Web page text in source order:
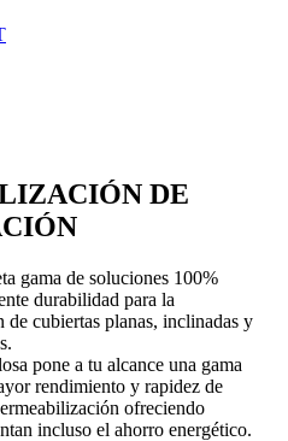
DE
gama de soluciones 100%
durabilidad para la
cubiertas planas, inclinadas y
pone a tu alcance una gama
rendimiento y rapidez de
ofreciendo
incluso el ahorro energético.